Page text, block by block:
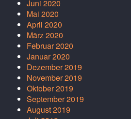
Juni 2020
Mai 2020
April 2020
März 2020
Februar 2020
Januar 2020
Dezember 2019
November 2019
Oktober 2019
September 2019
August 2019